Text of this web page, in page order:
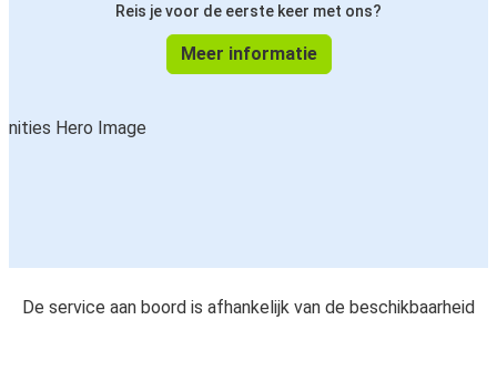
Reis je voor de eerste keer met ons?
Meer informatie
De service aan boord is afhankelijk van de beschikbaarheid